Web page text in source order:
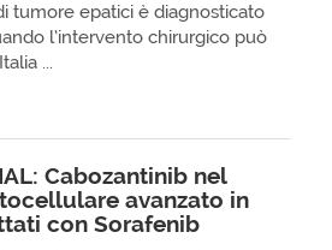
tumore epatici è diagnosticato
l’intervento chirurgico può
...
Cabozantinib nel
avanzato in
con Sorafenib